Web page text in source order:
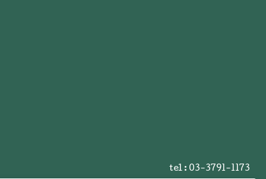
tel : 03-3791-1173